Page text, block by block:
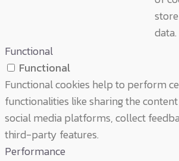
data.
Functional
Functional
Functional cookies help to perform
functionalities like sharing the
social media platforms, collect
third-party features.
Performance